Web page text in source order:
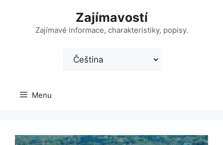
Zajímavostí
Zajímavé informace, charakteristiky, popisy.
Zvolte
jazyk
Menu